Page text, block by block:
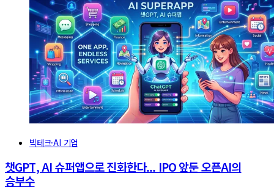
빅테크·AI 기업
챗GPT, AI 슈퍼앱으로 진화한다... IPO 앞둔 오픈AI의
승부수